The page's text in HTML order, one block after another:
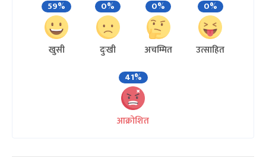
59%
खुसी
0%
दुःखी
0%
अचम्मित
0%
उत्साहित
41%
आक्रोशित